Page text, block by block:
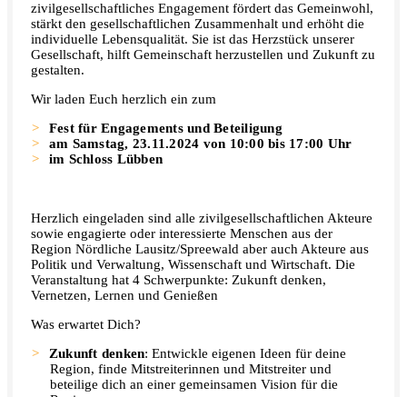
zivilgesellschaftliches Engagement fördert das Gemeinwohl,
stärkt den gesellschaftlichen Zusammenhalt und erhöht die
individuelle Lebensqualität. Sie ist das Herzstück unserer
Gesellschaft, hilft Gemeinschaft herzustellen und Zukunft zu
gestalten.
Wir laden Euch herzlich ein zum
Fest für Engagements und Beteiligung
am Samstag, 23.11.2024 von 10:00 bis 17:00 Uhr
im Schloss Lübben
Herzlich eingeladen sind alle zivilgesellschaftlichen Akteure
sowie engagierte oder interessierte Menschen aus der
Region Nördliche Lausitz/Spreewald aber auch Akteure aus
Politik und Verwaltung, Wissenschaft und Wirtschaft. Die
Veranstaltung hat 4 Schwerpunkte: Zukunft denken,
Vernetzen, Lernen und Genießen
Was erwartet Dich?
Zukunft denken: Entwickle eigenen Ideen für deine
Region, finde Mitstreiterinnen und Mitstreiter und
beteilige dich an einer gemeinsamen Vision für die